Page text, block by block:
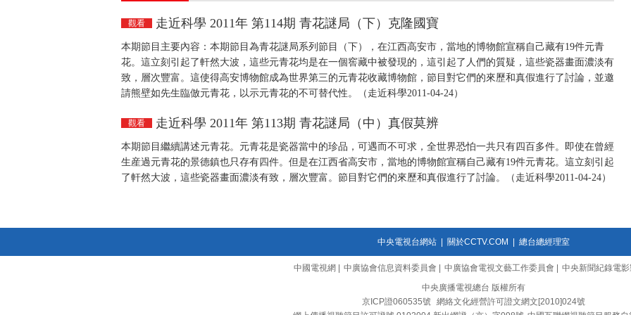
觀看 走近科學 2011年 第114期 青花謎局（下）克隆國寶
本期節目主要內容：本期節目為青花謎局系列節目（下），在江西高安市，當地的博物館宣稱自己藏有19件元青
花。這立刻引起了軒然大波，這些元青花均是在一個窖藏中被發現的，這引起了人們的質疑，這些瓷器畫面濃淡有
致，層次豐富。這使得高安博物館成為世界第三的元青花收藏博物館，節目對它們的來歷和真假進行了討論，並邀
請熊壁如先生臨倣元青花，以示元青花的不可替代性。（走近科學2011-04-24）
觀看 走近科學 2011年 第113期 青花謎局（中）真假莫辨
本期節目繼續講述元青花。元青花是瓷器當中的珍品，可遇而不可求，全世界恐怕一共只有四百多件。即使在曾經
生産過元青花的景德鎮也只存有四件。但是在江西省高安市，當地的博物館宣稱自己藏有19件元青花。這立刻引起
了軒然大波，這些瓷器畫面濃淡有致，層次豐富。節目對它們的來歷和真假進行了討論。（走近科學2011-04-24）
中央電視台網站| 關於CCTV.COM 總台總經理室
中國電視網 中廣協會信息資料委員會 中廣協會電視文藝工作委員會
中央新聞紀錄電
中央廣播電視總台 版權所有
京ICP證060535號
網絡文化經營許可證文網文[2010]024號